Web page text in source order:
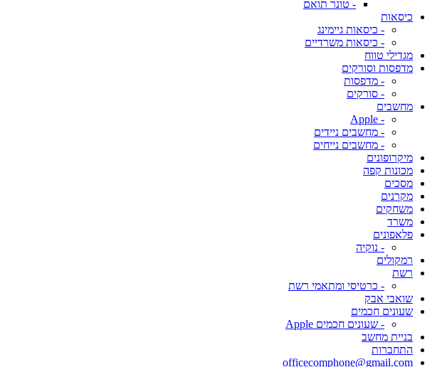
- טונר תואם
כיסאות
- כיסאות גיימינג
- כיסאות משרדיים
מגדילי טווח
מדפסות וסורקים
- מדפסות
- סורקים
מחשבים
- Apple
- מחשבים ניידים
- מחשבים נייחים
מיקרופונים
מכונות קפה
מסכים
מקרנים
משחקים
משרד
פלאפונים
- נוקיה
רמקולים
רשת
- כרטיסי ומתאמי רשת
שואבי אבק
שעונים חכמים
- שעונים חכמים Apple
בניית מחשב
התחברות
officecomphone@gmail.com